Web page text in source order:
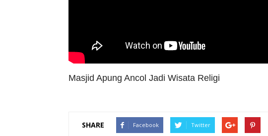
Masjid Apung Ancol Jadi Wisata Religi
SHARE Facebook Twitter